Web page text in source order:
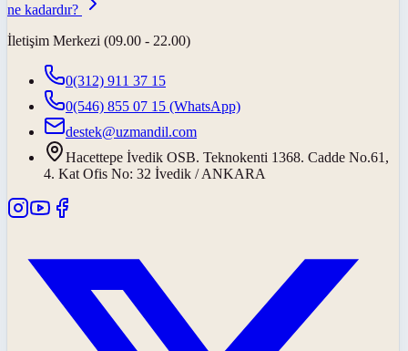
ne kadardır?
İletişim Merkezi (09.00 - 22.00)
0(312) 911 37 15
0(546) 855 07 15 (WhatsApp)
destek@uzmandil.com
Hacettepe İvedik OSB. Teknokenti 1368. Cadde No.61,
4. Kat Ofis No: 32 İvedik / ANKARA